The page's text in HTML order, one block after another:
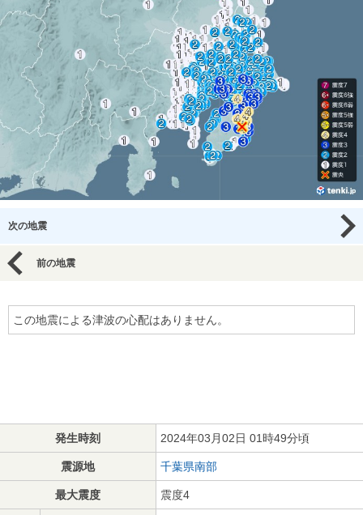
次の地震
前の地震
この地震による津波の心配はありません。
発生時刻 2024年03月02日 01時49分頃
震源地 千葉県南部
最大震度 震度4